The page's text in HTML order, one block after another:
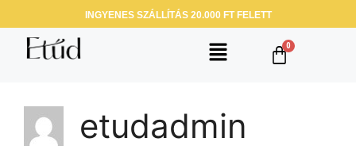
INGYENES SZÁLLÍTÁS 20.000 FT FELETT
etudadmin